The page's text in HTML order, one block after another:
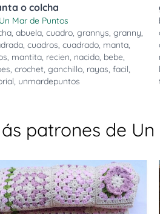
o colcha
Un Mar de Puntos
, abuela, cuadro, grannys, granny,
, cuadros, cuadrado, manta,
, mantita, recien, nacido, bebe,
, crochet, ganchillo, rayas, facil,
, unmardepuntos
patrones de